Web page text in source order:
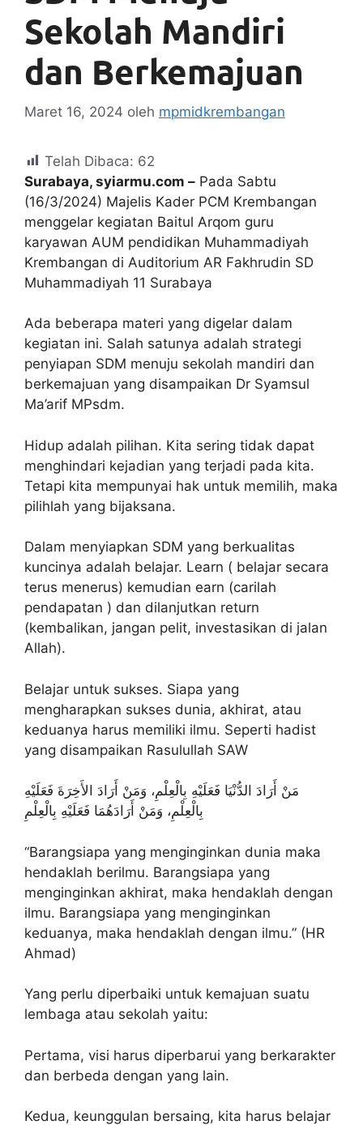
Sekolah Mandiri
dan Berkemajuan
Maret 16, 2024 oleh mpmidkrembangan
Telah Dibaca: 62
Surabaya, syiarmu.com – Pada Sabtu
(16/3/2024) Majelis Kader PCM Krembangan
menggelar kegiatan Baitul Arqom guru
karyawan AUM pendidikan Muhammadiyah
Krembangan di Auditorium AR Fakhrudin SD
Muhammadiyah 11 Surabaya
Ada beberapa materi yang digelar dalam
kegiatan ini. Salah satunya adalah strategi
penyiapan SDM menuju sekolah mandiri dan
berkemajuan yang disampaikan Dr Syamsul
Ma’arif MPsdm.
Hidup adalah pilihan. Kita sering tidak dapat
menghindari kejadian yang terjadi pada kita.
Tetapi kita mempunyai hak untuk memilih, maka
pilihlah yang bijaksana.
Dalam menyiapkan SDM yang berkualitas
kuncinya adalah belajar. Learn ( belajar secara
terus menerus) kemudian earn (carilah
pendapatan ) dan dilanjutkan return
(kembalikan, jangan pelit, investasikan di jalan
Allah).
Belajar untuk sukses. Siapa yang
mengharapkan sukses dunia, akhirat, atau
keduanya harus memiliki ilmu. Seperti hadist
yang disampaikan Rasulullah SAW
ﻣَﻦْ ﺃَﺭَﺍﺩَ ﺍﻟﺪُّﻧْﻴَﺎ ﻓَﻌَﻠَﻴْﻪِ ﺑِﺎﻟْﻌِﻠْﻢِ، ﻭَﻣَﻦْ ﺃَﺭَﺍﺩَ ﺍﻷَﺧِﺮَﺓَ ﻓَﻌَﻠَﻴْﻪِ
ﺑِﺎﻟْﻌِﻠْﻢِ، ﻭَﻣَﻦْ ﺃَﺭَﺍﺩَﻫُﻤَﺎ ﻓَﻌَﻠَﻴْﻪِ ﺑِﺎﻟْﻌِﻠْﻢِ
“Barangsiapa yang menginginkan dunia maka
hendaklah berilmu. Barangsiapa yang
menginginkan akhirat, maka hendaklah dengan
ilmu. Barangsiapa yang menginginkan
keduanya, maka hendaklah dengan ilmu.” (HR
Ahmad)
Yang perlu diperbaiki untuk kemajuan suatu
lembaga atau sekolah yaitu:
Pertama, visi harus diperbarui yang berkarakter
dan berbeda dengan yang lain.
Kedua, keunggulan bersaing, kita harus belajar